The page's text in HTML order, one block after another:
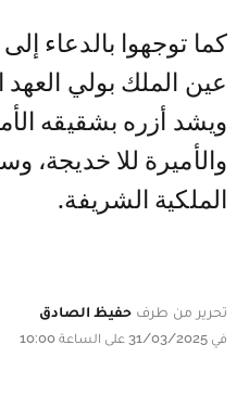
كما توجهوا بالدعاء
عين الملك بولي العهد
ويشد أزره بشقيقه
والأميرة للا خديجة،
الملكية الشريفة.
تحرير من طرف حفيظ الصادق
في 31/03/2025 على الساعة 10:00